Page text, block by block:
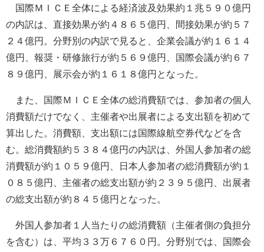
国際ＭＩＣＥ全体による経済波及効果約１兆５９０億円
の内訳は、直接効果が約４８６５億円、間接効果が約５７
２４億円。分野別の内訳で見ると、企業会議が約１６１４
億円、報奨・研修旅行が約５６９億円、国際会議が約６７
８９億円、展示会が約１６１８億円となった。
また、国際ＭＩＣＥ全体の総消費額では、参加者の個人
消費額だけでなく、主催者や出展者による支出額を初めて
算出した。消費額、支出額には国際線航空券代などを含
む。総消費額約５３８４億円の内訳は、外国人参加者の総
消費額が約１０５９億円、日本人参加者の総消費額が約１
０８５億円、主催者の総支出額が約２３９５億円、出展者
の総支出額が約８４５億円となった。
外国人参加者１人当たりの総消費額（主催者側の負担分
を含む）は、平均３３万６７６０円。分野別では、国際会